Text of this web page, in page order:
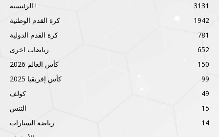
الرئيسية !
3131
كرة القدم الوطنية
1942
كرة القدم الدولية
781
رياضات اخرى
652
كأس العالم 2026
150
كأس إفريقيا 2025
99
كولف
49
التنس
15
رياضة السيارات
14